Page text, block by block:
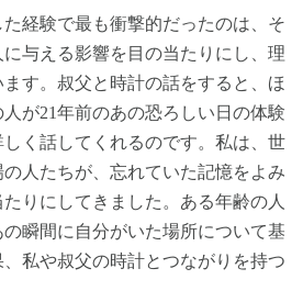
経験で最も衝撃的だったのは、そ
与える影響を目の当たりにし、理
す。叔父と時計の話をすると、ほ
が21年前のあの恐ろしい日の体験
く話してくれるのです。私は、世
人たちが、忘れていた記憶をよみ
りにしてきました。ある年齢の人
瞬間に自分がいた場所について基
私や叔父の時計とつながりを持つ